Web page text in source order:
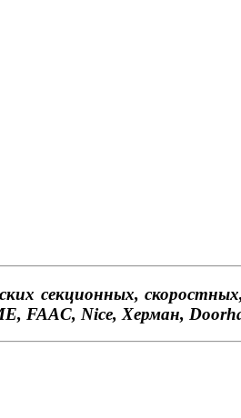
секционных,
Nice, Херман,